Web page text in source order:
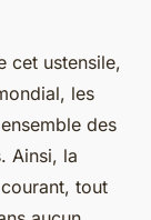
cet ustensile,
les
des
Ainsi, la
tout